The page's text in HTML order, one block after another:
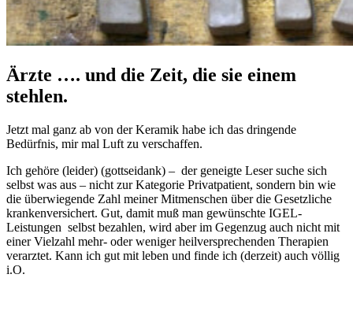
Ärzte …. und die Zeit, die sie einem
stehlen.
Jetzt mal ganz ab von der Keramik habe ich das dringende
Bedürfnis, mir mal Luft zu verschaffen.
Ich gehöre (leider) (gottseidank) – der geneigte Leser suche sich
selbst was aus – nicht zur Kategorie Privatpatient, sondern bin wie
die überwiegende Zahl meiner Mitmenschen über die Gesetzliche
krankenversichert. Gut, damit muß man gewünschte IGEL-
Leistungen selbst bezahlen, wird aber im Gegenzug auch nicht mit
einer Vielzahl mehr- oder weniger heilversprechenden Therapien
verarztet. Kann ich gut mit leben und finde ich (derzeit) auch völlig
i.O.